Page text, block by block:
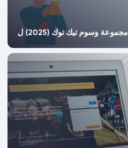
مجموعة وسوم تيك توك (2025) ل